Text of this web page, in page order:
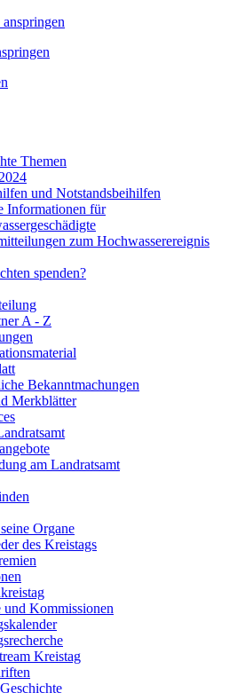
Themen
und Notstandsbeihilfen
Informationen für
zum Hochwasserereignis
spenden?
A - Z
Bekanntmachungen
Merkblätter
am Landratsamt
Organe
des Kreistags
und Kommissionen
Kreistag